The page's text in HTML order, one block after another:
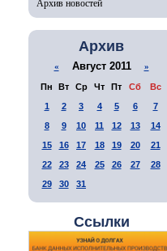
Архив
« Август 2011 »
Пн Вт Ср Чт Пт Сб
Вс
1
2 3 4 5 6
7
8
9 10 11 12 13
14
15
16 17 18 19 20
21
22
23 24 25 26 27
28
29
30 31
Ссылки